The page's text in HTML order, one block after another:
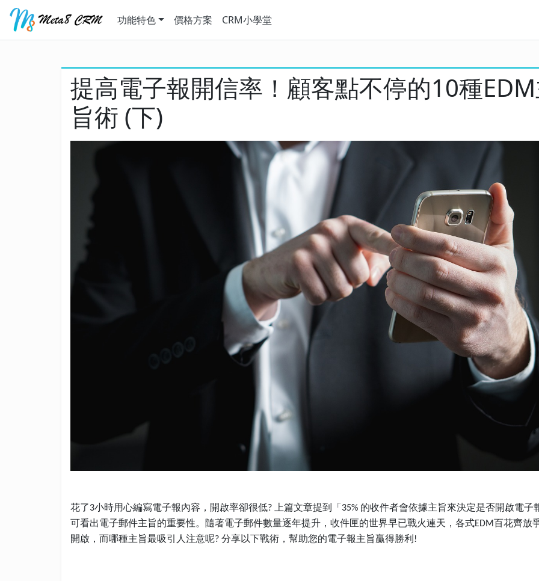
功能特色 價格方案 CRM小學堂
提高電子報開信率！顧客點不停的10種
旨術 (下)
花了3小時用心編寫電子報內容，開啟率卻很低? 上篇文章提到「35% 的收件者會依據主旨來決定是否開啟電子
可看出電子郵件主旨的重要性。隨著電子郵件數量逐年提升，收件匣的世界早已戰火連天，各式EDM百花齊放
開啟，而哪種主旨最吸引人注意呢? 分享以下戰術，幫助您的電子報主旨贏得勝利!